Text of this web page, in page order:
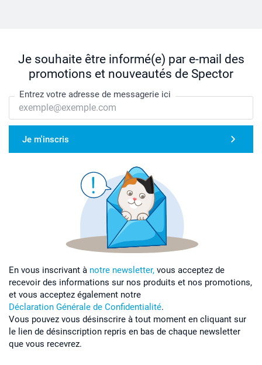
Je souhaite être informé(e) par e-mail des
promotions et nouveautés de Spector
Entrez votre adresse de messagerie ici
Je m'inscris
En vous inscrivant à notre newsletter, vous acceptez de
recevoir des informations sur nos produits et nos promotions,
et vous acceptez également notre
Déclaration Générale de Confidentialité.
Vous pouvez vous désinscrire à tout moment en cliquant sur
le lien de désinscription repris en bas de chaque newsletter
que vous recevrez.